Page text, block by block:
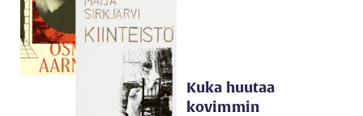
Kuka huutaa
kovimmin